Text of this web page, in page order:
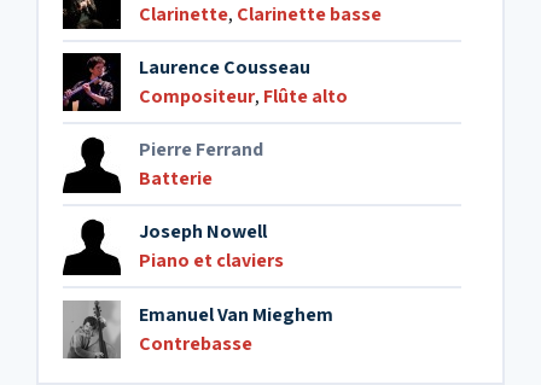
Clarinette, Clarinette basse
Laurence Cousseau
Compositeur, Flûte alto
Pierre Ferrand
Batterie
Joseph Nowell
Piano et claviers
Emanuel Van Mieghem
Contrebasse